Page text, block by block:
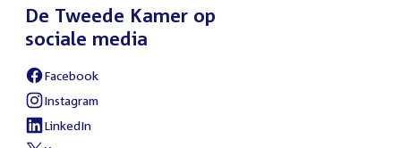
De Tweede Kamer op
sociale media
External
link:
Facebook
External
link:
Instagram
External
LinkedIn